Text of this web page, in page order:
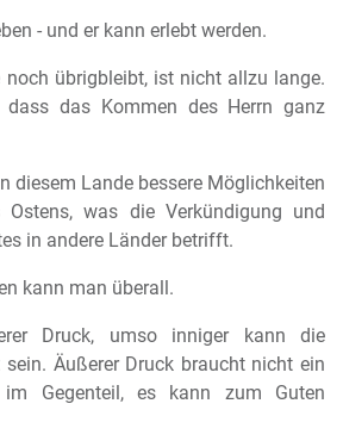
- und er kann erlebt werden.
noch übrigbleibt, ist nicht allzu lange.
dass das Kommen des Herrn ganz
diesem Lande bessere Möglichkeiten
was die Verkündigung und
in andere Länder betrifft.
kann man überall.
Druck, umso inniger kann die
Äußerer Druck braucht nicht ein
Gegenteil, es kann zum Guten